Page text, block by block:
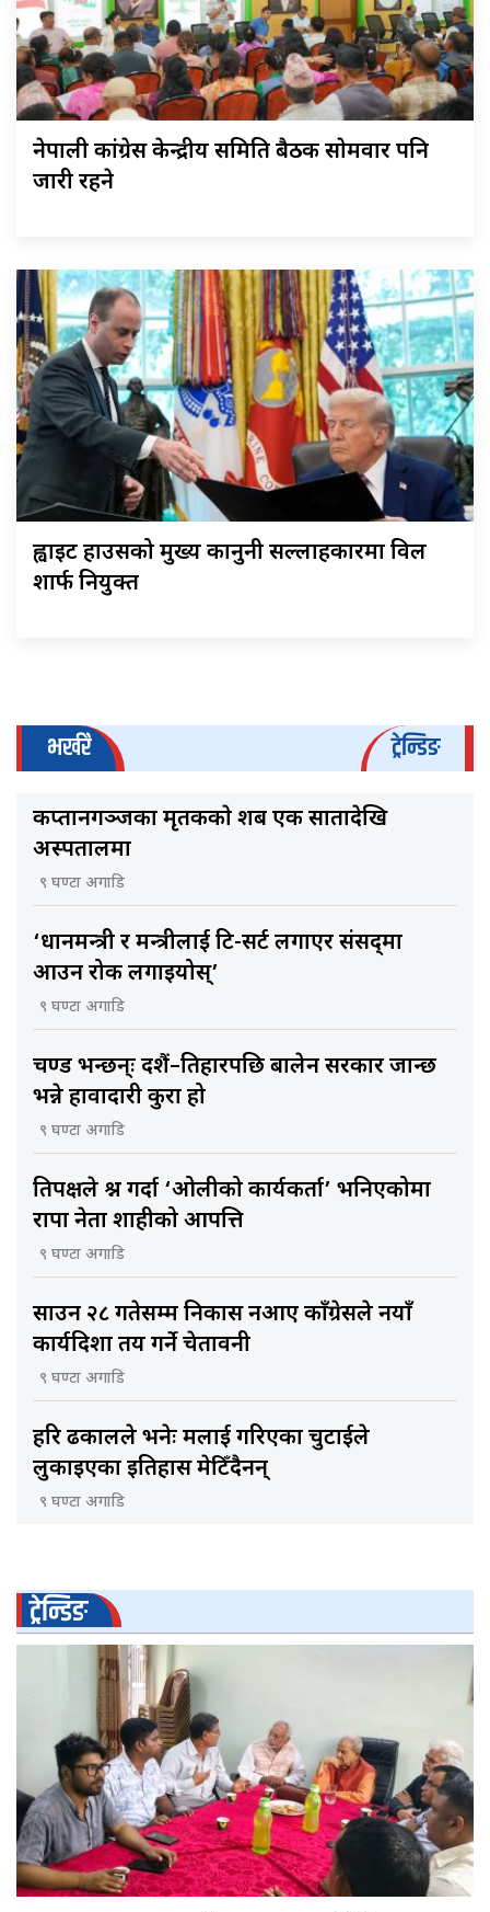
नेपाली कांग्रेस केन्द्रीय समिति बैठक साेमवार पनि
जारी रहने
ह्वाइट हाउसको मुख्य कानुनी सल्लाहकारमा विल
शार्फ नियुक्त
भर्खरै ट्रेन्डिङ
कप्तानगञ्जका मृतककाे शब एक सातादेखि
अस्पतालमा
९ घण्टा अगाडि
‘प्रधानमन्त्री र मन्त्रीलाई टि-सर्ट लगाएर संसद्‌मा
आउन रोक लगाइयोस्’
९ घण्टा अगाडि
प्रचण्ड भन्छन्ः दशैं–तिहारपछि बालेन सरकार जान्छ
भन्ने हावादारी कुरा हो
९ घण्टा अगाडि
प्रतिपक्षले प्रश्न गर्दा ‘ओलीको कार्यकर्ता’ भनिएकोमा
राप्रपा नेता शाहीको आपत्ति
९ घण्टा अगाडि
साउन २८ गतेसम्म निकास नआए काँग्रेसले नयाँ
कार्यदिशा तय गर्ने चेतावनी
९ घण्टा अगाडि
हरि ढकालले भनेः मलाई गरिएका चुटाईले
लुकाइएका इतिहास मेटिँदैनन्
९ घण्टा अगाडि
ट्रेन्डिङ